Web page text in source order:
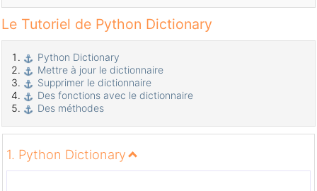
Le Tutoriel de Python Dictionary
Python Dictionary
Mettre à jour le dictionnaire
Supprimer le dictionnaire
Des fonctions avec le dictionnaire
Des méthodes
1. Python Dictionary